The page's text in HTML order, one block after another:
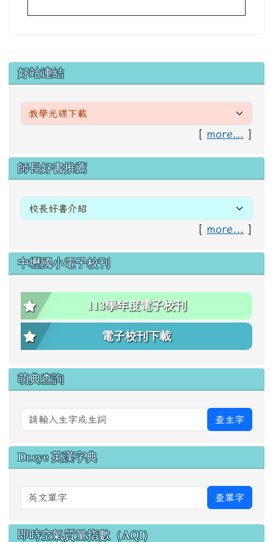
左邊區域內容
好站連結
[ more... ]
右邊區域內容
師長好書推薦
[ more... ]
中壢國小電子校刊
113學年度電子校刊
電子校刊下載
萌典查詢
查生字
Dr.eye 英漢字典
英文單字 查單字
即時空氣質量指數（AQI）